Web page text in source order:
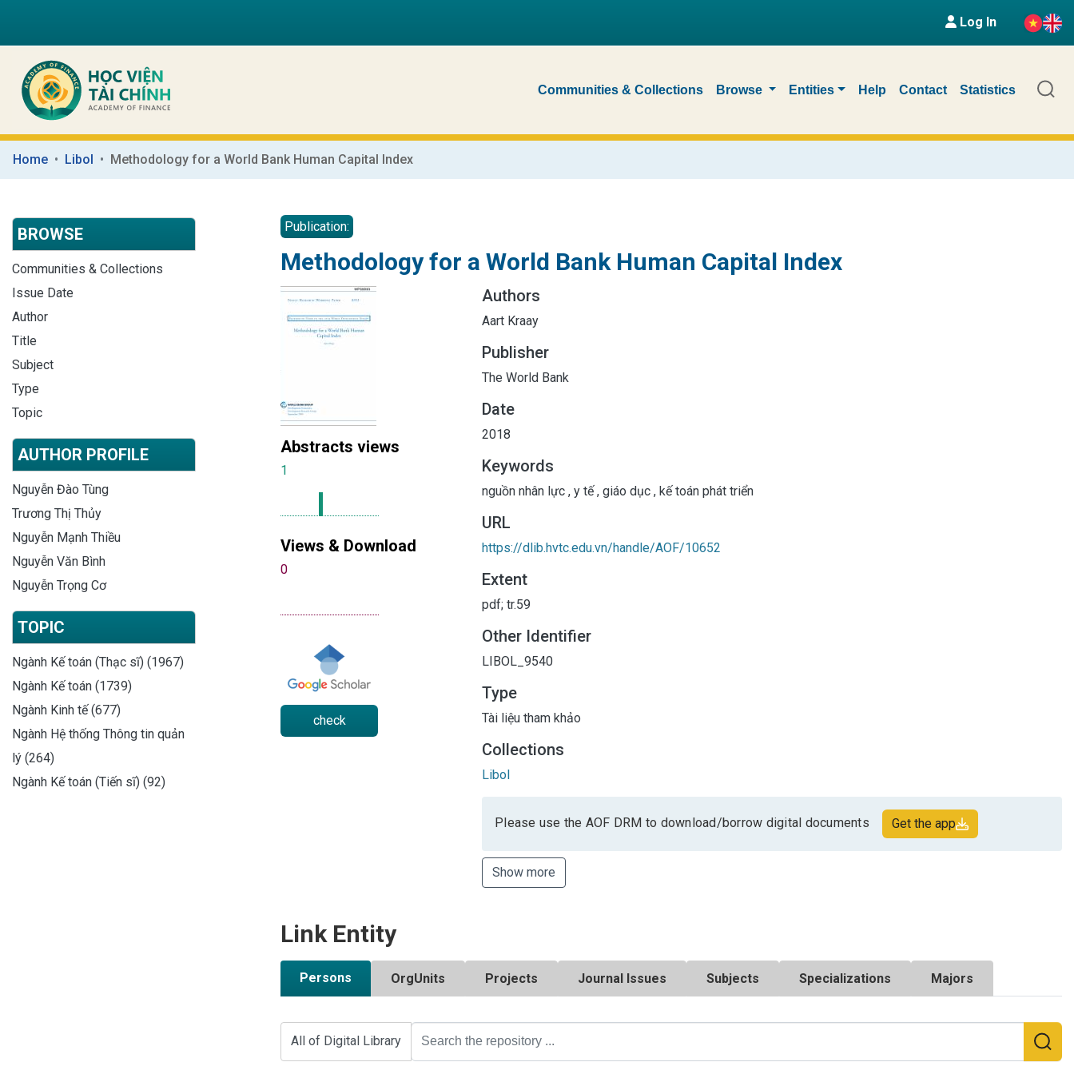
Log In
Communities & Collections Browse Entities Help Contact Statistics
Home Libol Methodology for a World Bank Human Capital Index
BROWSE
Communities & Collections
Issue Date
Author
Title
Subject
Type
Topic
AUTHOR PROFILE
Nguyễn Đào Tùng
Trương Thị Thủy
Nguyễn Mạnh Thiều
Nguyễn Văn Bình
Nguyễn Trọng Cơ
TOPIC
Ngành Kế toán (Thạc sĩ) (1967)
Ngành Kế toán (1739)
Ngành Kinh tế (677)
Ngành Hệ thống Thông tin quản
lý (264)
Ngành Kế toán (Tiến sĩ) (92)
Publication:
Methodology for a World Bank Human Capital Index
Abstracts views
1
Views & Download
0
check
Authors
Aart Kraay
Publisher
The World Bank
Date
2018
Keywords
nguồn nhân lực , y tế, giáo dục , kế toán phát triển
URL
https://dlib.hvtc.edu.vn/handle/AOF/10652
Extent
pdf; tr.59
Other Identifier
LIBOL_9540
Type
Tài liệu tham khảo
Collections
Libol
Please use the AOF DRM to download/borrow digital documents Get the app
Show more
Link Entity
Persons OrgUnits Projects Journal Issues Subjects Specializations Majors
All of Digital Library